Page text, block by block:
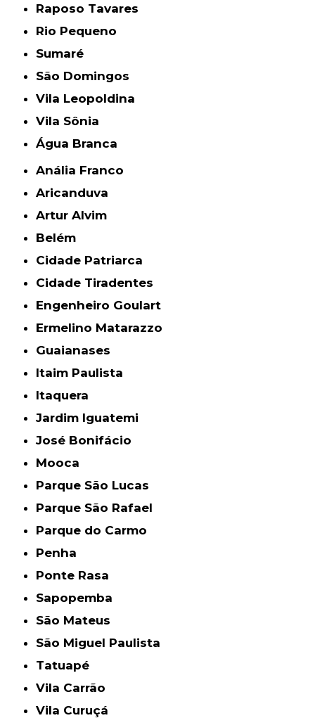
Raposo Tavares
Rio Pequeno
Sumaré
São Domingos
Vila Leopoldina
Vila Sônia
Água Branca
Anália Franco
Aricanduva
Artur Alvim
Belém
Cidade Patriarca
Cidade Tiradentes
Engenheiro Goulart
Ermelino Matarazzo
Guaianases
Itaim Paulista
Itaquera
Jardim Iguatemi
José Bonifácio
Mooca
Parque São Lucas
Parque São Rafael
Parque do Carmo
Penha
Ponte Rasa
Sapopemba
São Mateus
São Miguel Paulista
Tatuapé
Vila Carrão
Vila Curuçá